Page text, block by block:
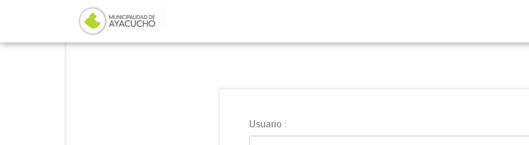
Usuario